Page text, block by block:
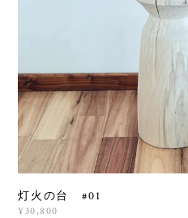
灯火の台 #01
¥30,800